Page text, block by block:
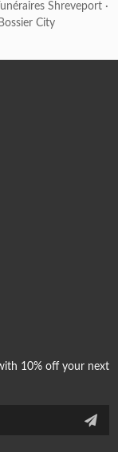
Shreveport ·
City
10% off your next